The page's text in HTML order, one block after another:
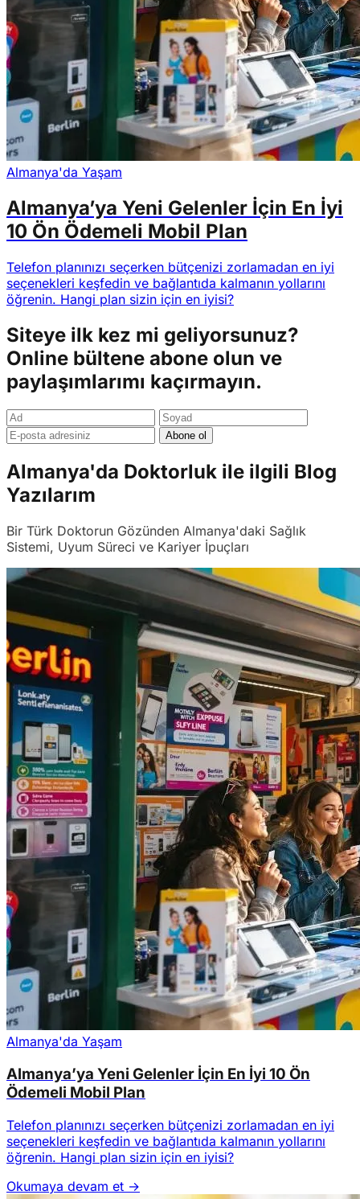
Almanya'da Yaşam
Almanya’ya Yeni Gelenler İçin En İyi
10 Ön Ödemeli Mobil Plan
Telefon planınızı seçerken bütçenizi zorlamadan en iyi
seçenekleri keşfedin ve bağlantıda kalmanın yollarını
öğrenin. Hangi plan sizin için en iyisi?
Siteye ilk kez mi geliyorsunuz?
Online bültene abone olun ve
paylaşımlarımı kaçırmayın.
Abone ol
Almanya'da Doktorluk ile ilgili Blog
Yazılarım
Bir Türk Doktorun Gözünden Almanya'daki Sağlık
Sistemi, Uyum Süreci ve Kariyer İpuçları
Almanya'da Yaşam
Almanya’ya Yeni Gelenler İçin En İyi 10 Ön
Ödemeli Mobil Plan
Telefon planınızı seçerken bütçenizi zorlamadan en iyi
seçenekleri keşfedin ve bağlantıda kalmanın yollarını
öğrenin. Hangi plan sizin için en iyisi?
Okumaya devam et →